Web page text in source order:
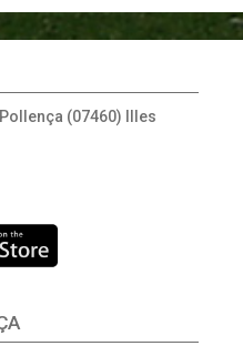
(07460) Illes